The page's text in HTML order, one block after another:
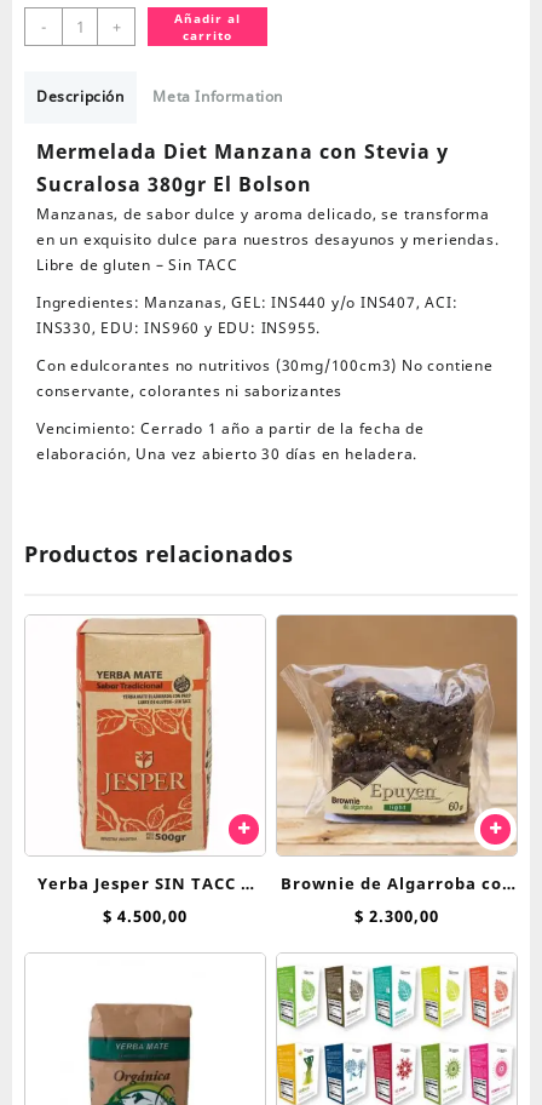
original
era:
-
Mermelada
Diet
con
y
Sucralosa
380gr
El
Bolson
cantidad
+
Añadir al
carrito
Descripción Meta Information
Mermelada Diet Manzana con Stevia y
Sucralosa 380gr El Bolson
Manzanas, de sabor dulce y aroma delicado, se transforma
en un exquisito dulce para nuestros desayunos y meriendas.
Libre de gluten – Sin TACC
Ingredientes: Manzanas, GEL: INS440 y/o INS407, ACI:
INS330, EDU: INS960 y EDU: INS955.
Con edulcorantes no nutritivos (30mg/100cm3) No contiene
conservante, colorantes ni saborizantes
Vencimiento: Cerrado 1 año a partir de la fecha de
elaboración, Una vez abierto 30 días en heladera.
Productos relacionados
Yerba Jesper SIN TACC x
500 g
$ 4.500,00
Brownie de Algarroba con
Nuez Epuyen 60 g
$ 2.300,00